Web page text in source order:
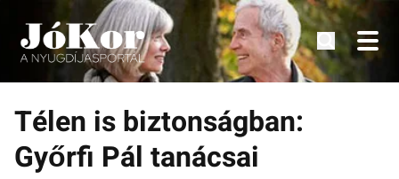
Tovább
tartalomra
Tudnivalók, érdekességek idősek számára.
Télen is biztonságban:
Győrfi Pál tanácsai